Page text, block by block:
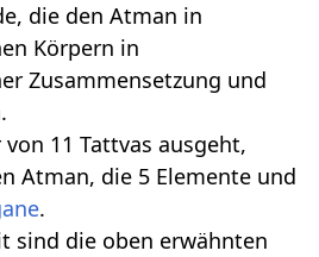
die den Atman in
Körpern in
Zusammensetzung und
von 11 Tattvas ausgeht,
Atman, die 5 Elemente und
.
sind die oben erwähnten